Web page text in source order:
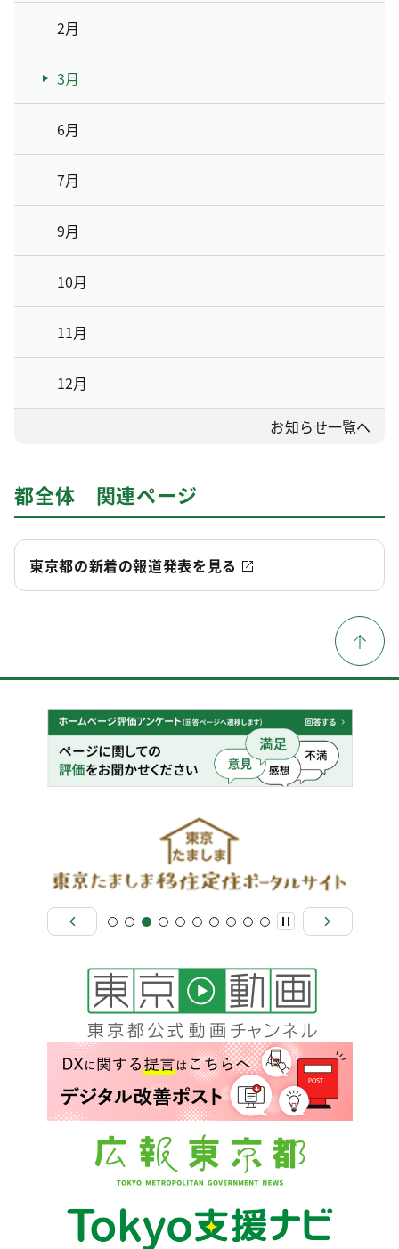
2月
3月
6月
7月
9月
10月
11月
12月
お知らせ一覧へ
都全体 関連ページ
東京都の新着の報道発表を見る